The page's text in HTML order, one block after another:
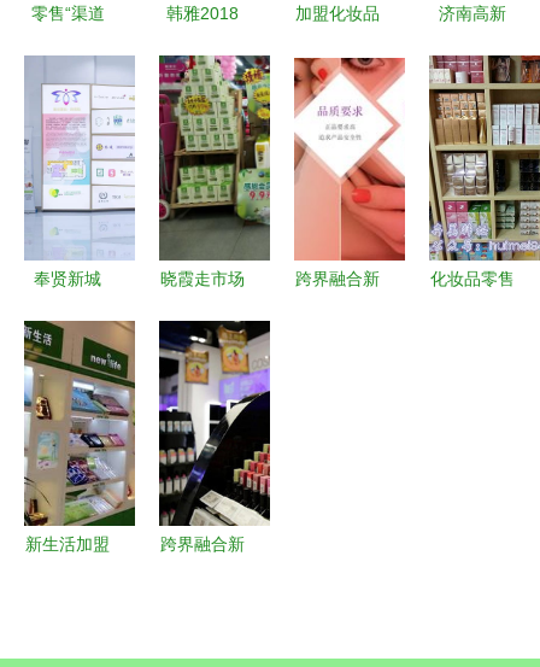
零售“渠道
代，“中国
版丝芙
兰”如何构
筑最强美妆
商业场景
韩雅2018
新零售峰会
共探美妆零
售新未来
加盟化妆品
服务 融合
小资生活与
家电销售的
新商机
济南高新
消费观察
美妆产业引
领增长，家
用电器销售
稳健
奉贤新城
门式服
务”赋能外
企发
展，“美丽
工厂”铸就
家电销售新
晓霞走市场
化妆品 如
何在5000
亿OTC渠道
中抢占零售
份额？
跨界融合新
化妆品零售
新生活加盟
跨界融合新